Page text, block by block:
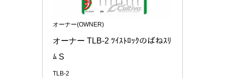
オーナー(OWNER)
オーナー TLB-2 ﾂｲｽﾄﾛｯｸのばねｽﾘ
ﾑ S
TLB-2